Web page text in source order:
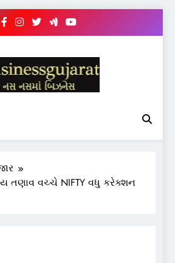
GUJARAT
તણાવ વચ્ચે NIFTY વધુ કરેક્શન